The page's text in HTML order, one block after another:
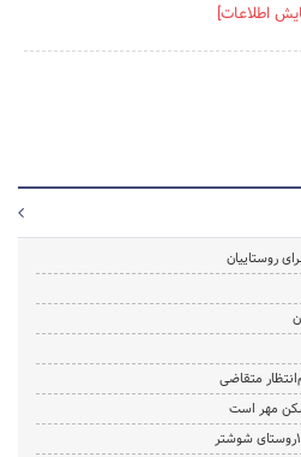
اطلاعات]
روستاییان
مهر است